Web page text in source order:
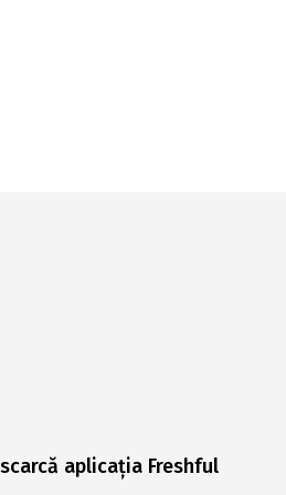
aplicația Freshful